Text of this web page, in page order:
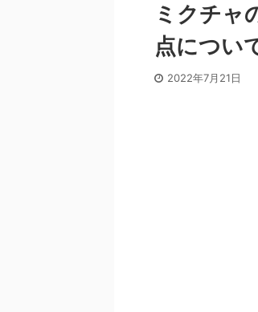
ミクチャ
点につい
2022年7月21日